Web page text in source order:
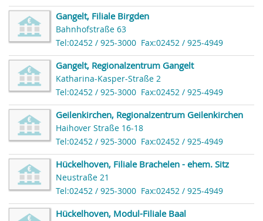
Gangelt, Filiale Birgden
Bahnhofstraße 63
Tel:02452 / 925-3000 Fax:02452 / 925-4949
Gangelt, Regionalzentrum Gangelt
Katharina-Kasper-Straße 2
Tel:02452 / 925-3000 Fax:02452 / 925-4949
Geilenkirchen, Regionalzentrum Geilenkirchen
Haihover Straße 16-18
Tel:02452 / 925-3000 Fax:02452 / 925-4949
Hückelhoven, Filiale Brachelen - ehem. Sitz
Neustraße 21
Tel:02452 / 925-3000 Fax:02452 / 925-4949
Hückelhoven, Modul-Filiale Baal